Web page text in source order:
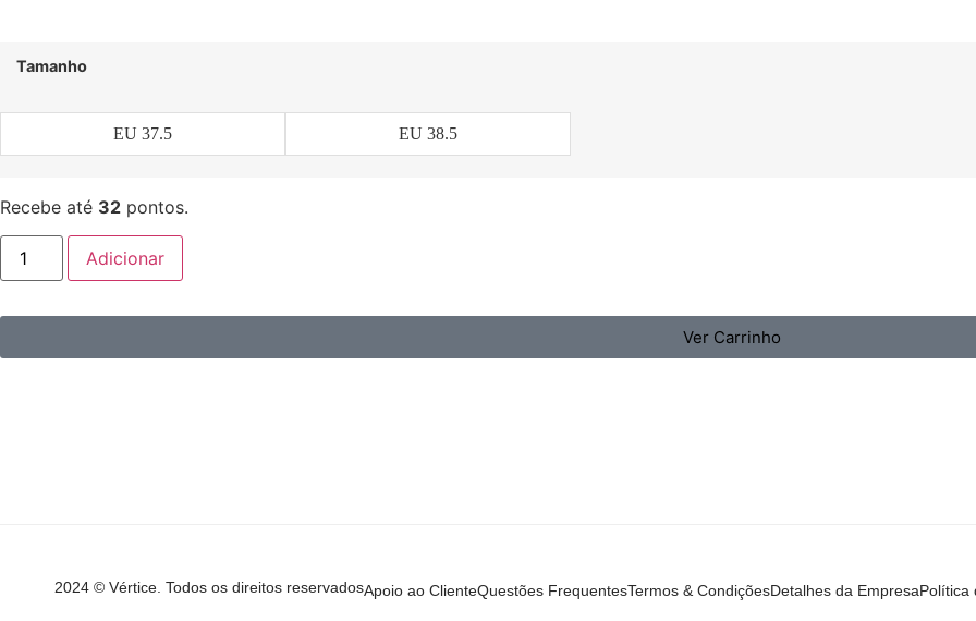
Tamanho
EU 37.5 EU 38.5
Recebe até 32 pontos.
Adicionar
Ver Carrinho
2024 © Vértice. Todos os direitos reservadosApoio ao ClienteQuestões FrequentesTermos & CondiçõesDetalhes da EmpresaPolítica